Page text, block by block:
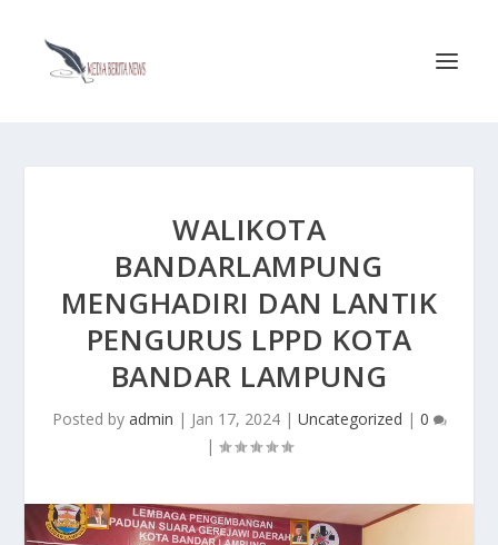
WALIKOTA
BANDARLAMPUNG
MENGHADIRI DAN LANTIK
PENGURUS LPPD KOTA
BANDAR LAMPUNG
Posted by admin | Jan 17, 2024| Uncategorized | 0
|